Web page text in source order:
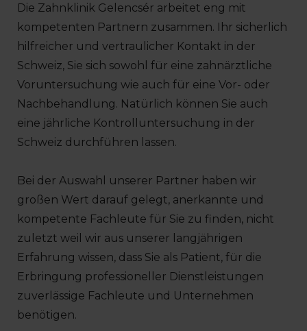
Die Zahnklinik Gelencsér arbeitet eng mit
kompetenten Partnern zusammen. Ihr sicherlich
hilfreicher und vertraulicher Kontakt in der
Schweiz, Sie sich sowohl für eine zahnärztliche
Voruntersuchung wie auch für eine Vor- oder
Nachbehandlung. Natürlich können Sie auch
eine jährliche Kontrolluntersuchung in der
Schweiz durchführen lassen.
Bei der Auswahl unserer Partner haben wir
großen Wert darauf gelegt, anerkannte und
kompetente Fachleute für Sie zu finden, nicht
zuletzt weil wir aus unserer langjährigen
Erfahrung wissen, dass Sie als Patient, für die
Erbringung professioneller Dienstleistungen
zuverlässige Fachleute und Unternehmen
benötigen.